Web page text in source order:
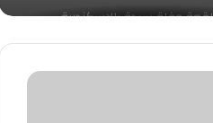
وفاة سيدة بالإسكندرية
الإجتماعي تعلن أسماء الأمهات